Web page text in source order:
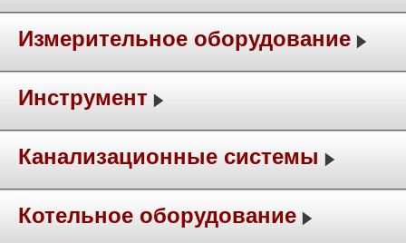
Измерительное оборудование
Инструмент
Канализационные системы
Котельное оборудование